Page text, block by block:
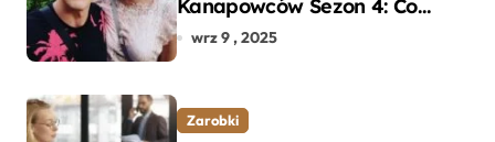
Kanapowców Sezon 4: Co
naprawdę zaskoczyło
wrz 9 , 2025
Zarobki